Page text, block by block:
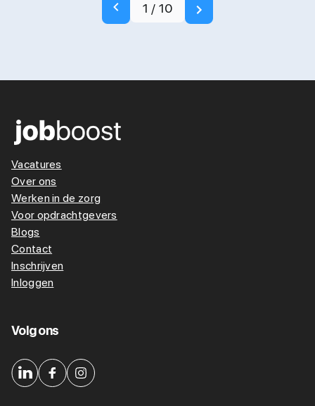
1 / 10
Vacatures
Over ons
Werken in de zorg
Voor opdrachtgevers
Blogs
Contact
Inschrijven
Inloggen
Volg ons